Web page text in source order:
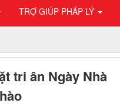
TRỢ GIÚP PHÁP LÝ
tri ân Ngày Nhà